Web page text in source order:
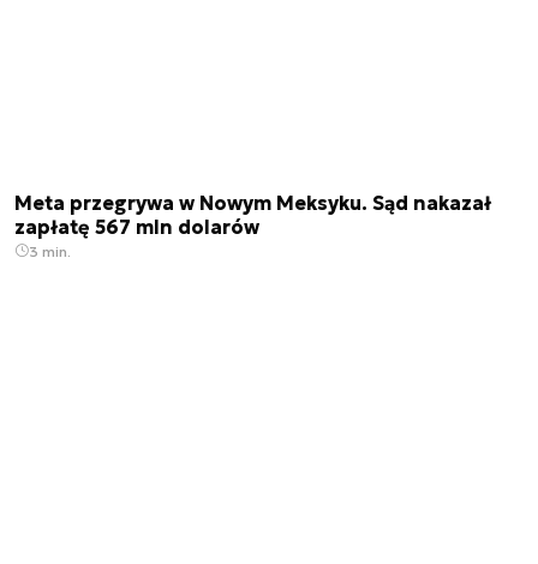
Meta przegrywa w Nowym Meksyku. Sąd nakazał
zapłatę 567 mln dolarów
3 min.